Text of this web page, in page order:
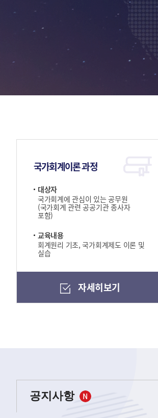
국가회계이론 과정
대상자
국가회계에 관심이 있는 공무원
(국가회계 관련 공공기관 종사자
포함)
교육내용
회계원리 기초, 국가회계제도 이론 및
실습
자세히보기
공지사항